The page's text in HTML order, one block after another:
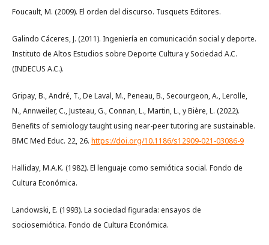
Foucault, M. (2009). El orden del discurso. Tusquets Editores.
Galindo Cáceres, J. (2011). Ingeniería en comunicación social y deporte.
Instituto de Altos Estudios sobre Deporte Cultura y Sociedad A.C.
(INDECUS A.C.).
Gripay, B., André, T., De Laval, M., Peneau, B., Secourgeon, A., Lerolle,
N., Annweiler, C., Justeau, G., Connan, L., Martin, L., y Bière, L. (2022).
Benefits of semiology taught using near-peer tutoring are sustainable.
BMC Med Educ. 22, 26. https://doi.org/10.1186/s12909-021-03086-9
Halliday, M.A.K. (1982). El lenguaje como semiótica social. Fondo de
Cultura Económica.
Landowski, E. (1993). La sociedad figurada: ensayos de
sociosemiótica. Fondo de Cultura Económica.